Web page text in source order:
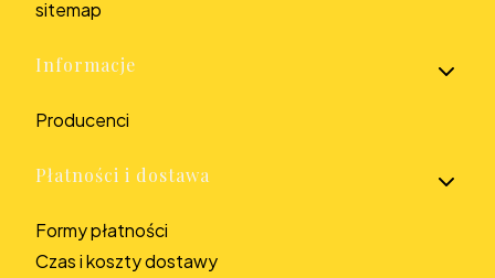
sitemap
Informacje
Producenci
Płatności i dostawa
Formy płatności
Czas i koszty dostawy